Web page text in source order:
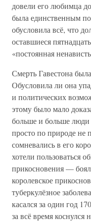
довели его любимца
была единственным
обусловила всё, что
оставшиеся
«постоянная
Смерть Гавестона
Обусловила ли она
и политических
этому было мало
больше и больше
просто по природе не
сомневались в его
хотели пользоваться
прикосновения —
королевское
туберкулёзное
касался за один год
за всё время коснулся